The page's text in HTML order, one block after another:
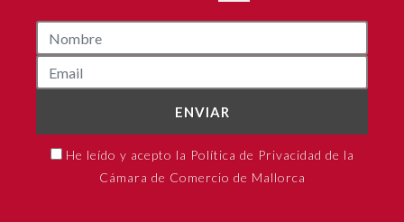
ENVIAR
He leído y acepto la Política de Privacidad de la
Cámara de Comercio de Mallorca